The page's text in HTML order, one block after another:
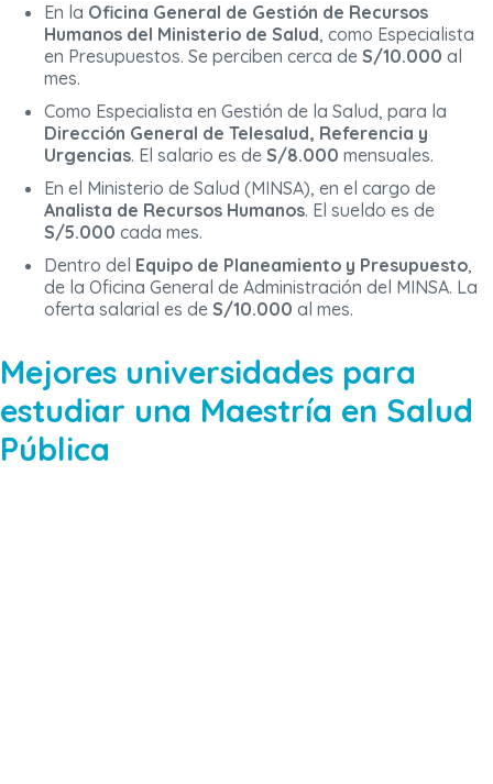
En la Oficina General de Gestión de Recursos
Humanos del Ministerio de Salud, como Especialista
en Presupuestos. Se perciben cerca de S/10.000 al
mes.
Como Especialista en Gestión de la Salud, para la
Dirección General de Telesalud, Referencia y
Urgencias. El salario es de S/8.000 mensuales.
En el Ministerio de Salud (MINSA), en el cargo de
Analista de Recursos Humanos. El sueldo es de
S/5.000 cada mes.
Dentro del Equipo de Planeamiento y Presupuesto,
de la Oficina General de Administración del MINSA. La
oferta salarial es de S/10.000 al mes.
Mejores universidades para
estudiar una Maestría en Salud
Pública